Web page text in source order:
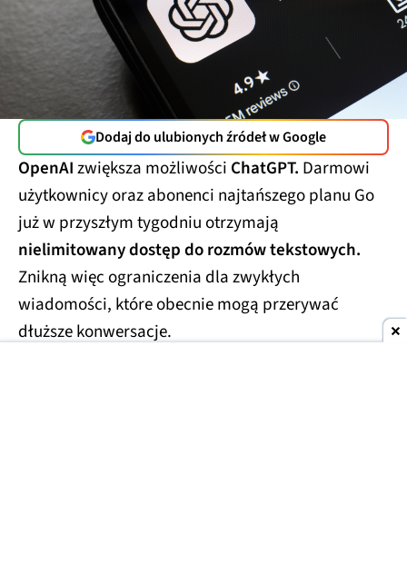
Dodaj do ulubionych źródeł w Google
OpenAIzwiększa możliwości ChatGPT. Darmowi
użytkownicy oraz abonenci najtańszego planu Go
już w przyszłym tygodniu otrzymają
nielimitowany dostęp do rozmów tekstowych.
Znikną więc ograniczenia dla zwykłych
wiadomości, które obecnie mogą przerywać
dłuższe konwersacje.